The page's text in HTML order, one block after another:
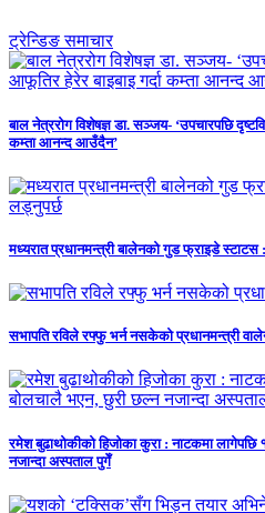
ट्रेन्डिङ समाचार
बाल नेत्ररोग विशेषज्ञ डा. सञ्जय- ‘उपचारपछि
कम्ता आनन्द आउँदैन’
मध्यरात प्रधानमन्त्री बालेनको गुड फ्राइडे
सभापति रविले रफ्फु भर्न नसकेको प्रधानमन्त्री
रमेश बुढाथोकीको हिजोका कुरा : नाटकमा लागेपछि
नजान्दा अस्पताल पुगेँ